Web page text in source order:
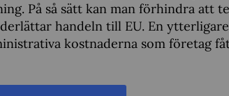
På så sätt kan man förhindra att
handeln till EU. En ytterligare
kostnaderna som företag